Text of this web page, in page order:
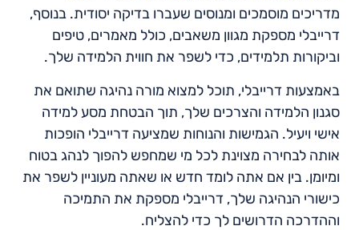
מדריכים מוסמכים ומנוסים שעברו בדיקה יסודית. בנוסף,
דרייבלי מספקת מגוון משאבים, כולל מאמרים, טיפים
וביקורות תלמידים, כדי לשפר את חווית הלמידה שלך.
באמצעות דרייבלי, תוכל למצוא מורה נהיגה שתואם את
סגנון הלמידה והצרכים שלך, תוך הבטחת מסע למידה
אישי ויעיל. הגמישות והנוחות שמציעה דרייבלי הופכות
אותה לבחירה מצוינת לכל מי שמחפש להפוך לנהג בטוח
ומיומן. בין אם אתה לומד חדש או שאתה מעוניין לשפר את
כישורי הנהיגה שלך, דרייבלי מספקת את התמיכה
וההדרכה הדרושים לך כדי להצליח.